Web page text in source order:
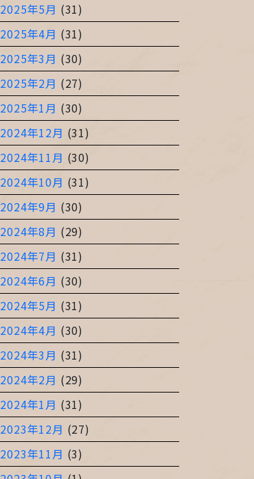
2025年5月 (31)
2025年4月 (31)
2025年3月 (30)
2025年2月 (27)
2025年1月 (30)
2024年12月 (31)
2024年11月 (30)
2024年10月 (31)
2024年9月 (30)
2024年8月 (29)
2024年7月 (31)
2024年6月 (30)
2024年5月 (31)
2024年4月 (30)
2024年3月 (31)
2024年2月 (29)
2024年1月 (31)
2023年12月 (27)
2023年11月 (3)